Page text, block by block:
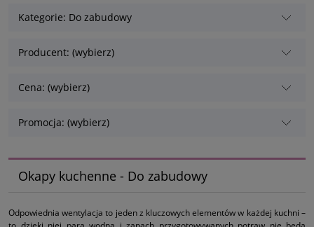
Kategorie: Do zabudowy
Producent: (wybierz)
Cena: (wybierz)
Promocja: (wybierz)
Okapy kuchenne - Do zabudowy
Odpowiednia wentylacja to jeden z kluczowych elementów w każdej kuchni –